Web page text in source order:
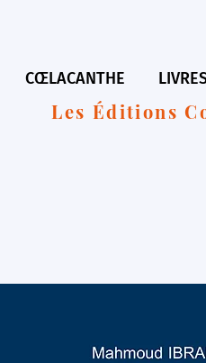
CŒLACANTHE
Les Éditions